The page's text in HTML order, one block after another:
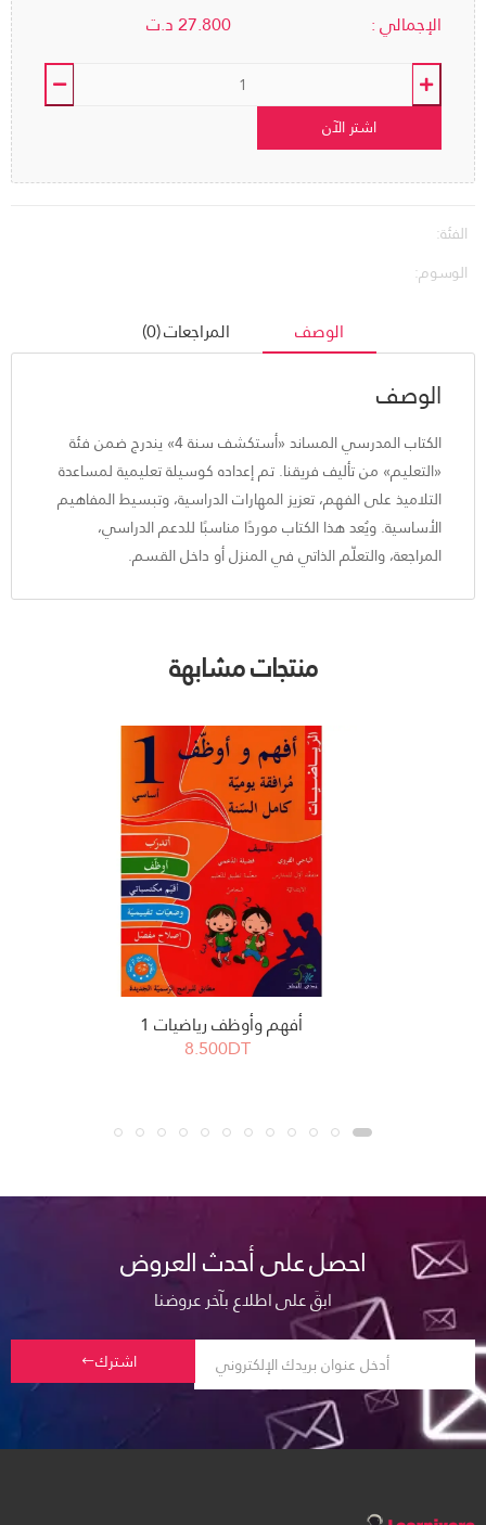
الإجمالي : 27.800د.ت
اشتر الآن
الفئة:
الوسوم:
الوصف المراجعات (0)
الوصف
الكتاب المدرسي المساند «أستكشف سنة 4» يندرج ضمن فئة
«التعليم» من تأليف فريقنا. تم إعداده كوسيلة تعليمية لمساعدة
التلاميذ على الفهم، تعزيز المهارات الدراسية، وتبسيط المفاهيم
الأساسية. ويُعد هذا الكتاب موردًا مناسبًا للدعم الدراسي،
المراجعة، والتعلّم الذاتي في المنزل أو داخل القسم.
منتجات مشابهة
أفهم وأوظف رياضيات 1
8.500DT
احصل على أحدث العروض
ابقَ على اطلاع بآخر عروضنا
اشترك